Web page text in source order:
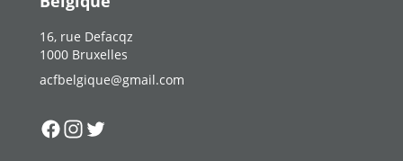
16, rue Defacqz
1000 Bruxelles
acfbelgique@gmail.com
Suivez-nous sur
Suivez-nous sur
Suivez-nous sur